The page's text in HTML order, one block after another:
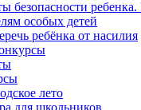
безопасности
особых детей
ребёнка от насилия
лето
для школьников